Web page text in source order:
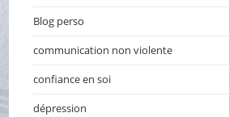
Blog perso
communication non violente
confiance en soi
dépression